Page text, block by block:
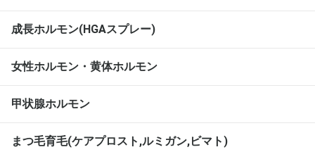
成長ホルモン(HGAスプレー)
女性ホルモン・黄体ホルモン
甲状腺ホルモン
まつ毛育毛(ケアプロスト,ルミガン,ビマト)